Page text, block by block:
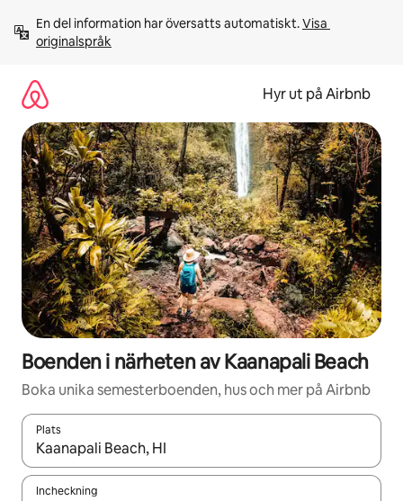
innehåll
En del information har översatts automatiskt. Visa
originalspråk
Hyr ut på Airbnb
Boenden i närheten av Kaanapali Beach
Boka unika semesterboenden, hus och mer på Airbnb
Plats
När resultaten är tillgängliga kan du navigera med upp- och
Incheckning